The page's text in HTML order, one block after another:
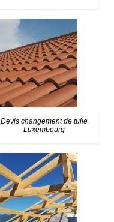
Devis changement de tuile
Luxembourg